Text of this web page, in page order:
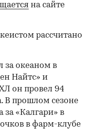
на сайте
рассчитано
за океаном в
Найтс» и
он провел 94
В прошлом сезоне
за «Калгари» в
в фарм-клубе